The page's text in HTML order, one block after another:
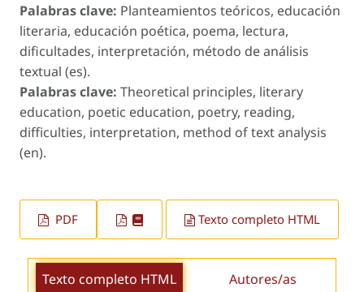
Palabras clave: Planteamientos teóricos, educación
literaria, educación poética, poema, lectura,
dificultades, interpretación, método de análisis
textual (es).
Palabras clave: Theoretical principles, literary
education, poetic education, poetry, reading,
difficulties, interpretation, method of text analysis
(en).
PDF Texto completo HTML
Texto completo HTML Autores/as